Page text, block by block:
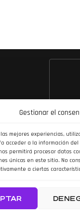
Gestionar el
mejores experiencias,
acceder a la información
permitirá procesar datos
únicas en este sitio. No
a ciertas